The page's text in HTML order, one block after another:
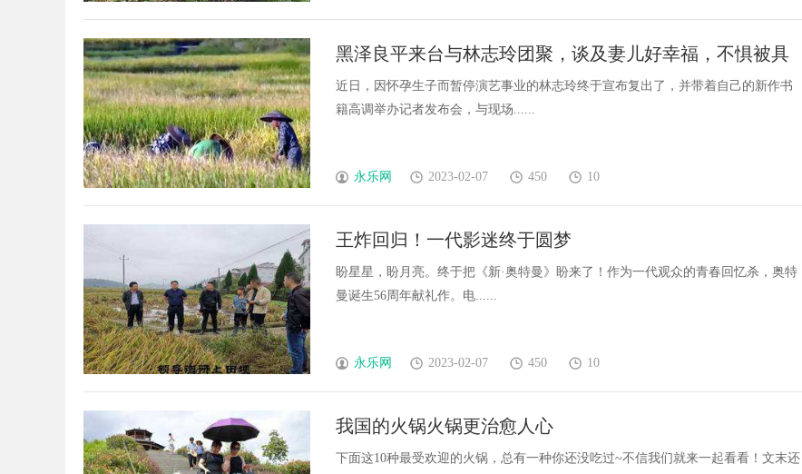
黑泽良平来台与林志玲团聚，谈及妻儿好幸福，不惧被具
俊晔抢风头
近日，因怀孕生子而暂停演艺事业的林志玲终于宣布复出了，并带着自己的新作书
籍高调举办记者发布会，与现场......
永乐网 2023-02-07 450 10
王炸回归！一代影迷终于圆梦
盼星星，盼月亮。终于把《新·奥特曼》盼来了！作为一代观众的青春回忆杀，奥特
曼诞生56周年献礼作。电......
永乐网 2023-02-07 450 10
我国的火锅火锅更治愈人心
下面这10种最受欢迎的火锅，总有一种你还没吃过~不信我们就来一起看看！文末还